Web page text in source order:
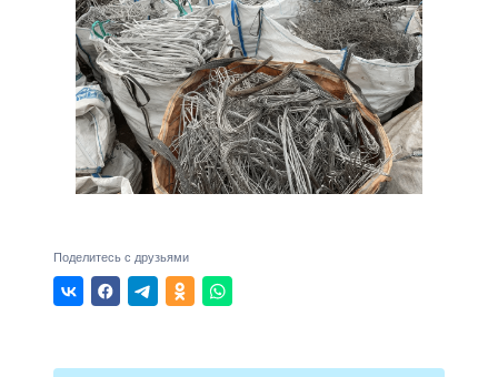
Поделитесь с друзьями